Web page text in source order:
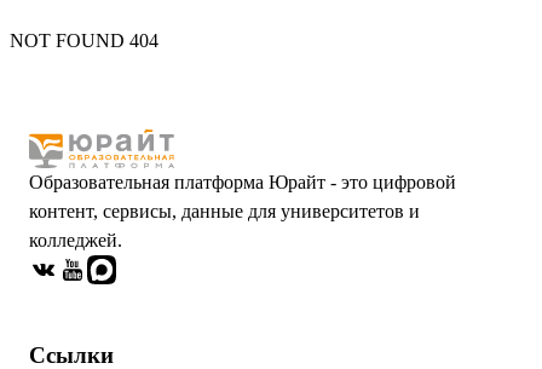
NOT FOUND 404
Образовательная платформа Юрайт - это цифровой
контент, сервисы, данные для университетов и
колледжей.
Ссылки